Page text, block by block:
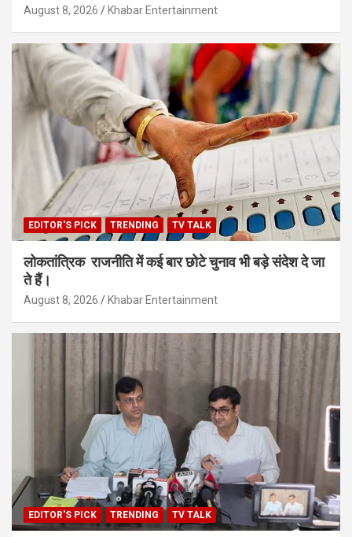
August 8, 2026 Khabar Entertainment
EDITOR'S PICK TRENDING TV TALK
लोकतांत्रिक राजनीति में कई बार छोटे चुनाव भी बड़े संदेश दे जा
ते हैं।
August 8, 2026 Khabar Entertainment
EDITOR'S PICK TRENDING TV TALK